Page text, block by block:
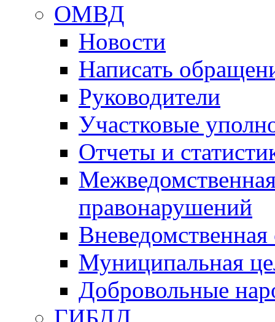
ОМВД
Новости
Написать
Руководители
Участковые
Отчеты и
правонарушений
Вневедомственная
Муниципальная
Добровольные